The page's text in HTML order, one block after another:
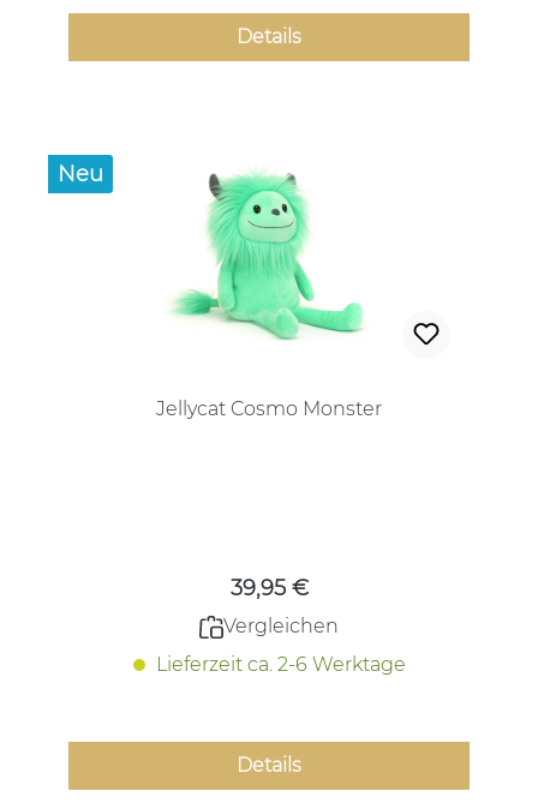
Details
Neu
Jellycat Cosmo Monster
39,95 €
Vergleichen
Lieferzeit ca. 2-6 Werktage
Details